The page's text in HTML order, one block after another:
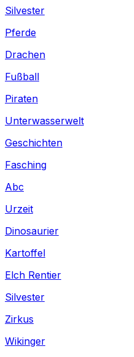
Silvester
Pferde
Drachen
Fußball
Piraten
Unterwasserwelt
Geschichten
Fasching
Abc
Urzeit
Dinosaurier
Kartoffel
Elch Rentier
Silvester
Zirkus
Wikinger